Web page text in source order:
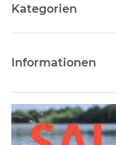
Kategorien
Informationen